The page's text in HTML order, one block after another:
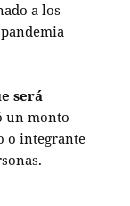
a los
será
un monto
o integrante